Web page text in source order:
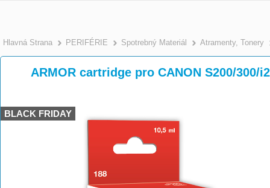
Hlavná Strana >
PERIFÉRIE >
Spotrebný Materiál >
Atramenty, Tonery
ARMOR cartridge pro CANON S200/300/
BLACK FRIDAY